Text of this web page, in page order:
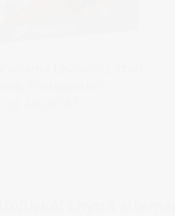
NOVINKA! Chytrá